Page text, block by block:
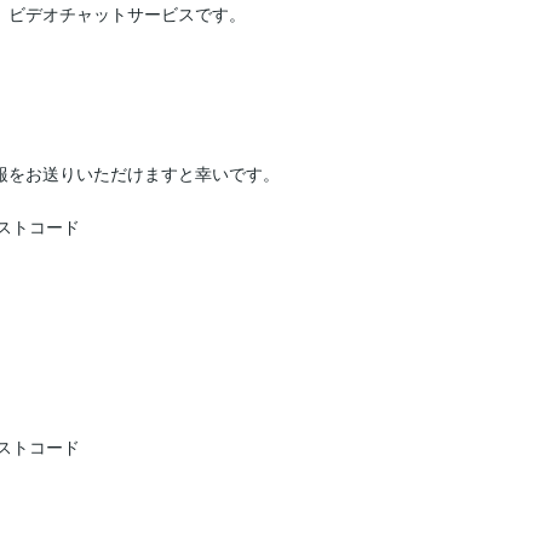
デオチャットサービスです。
お送りいただけますと幸いです。
トコード
トコード